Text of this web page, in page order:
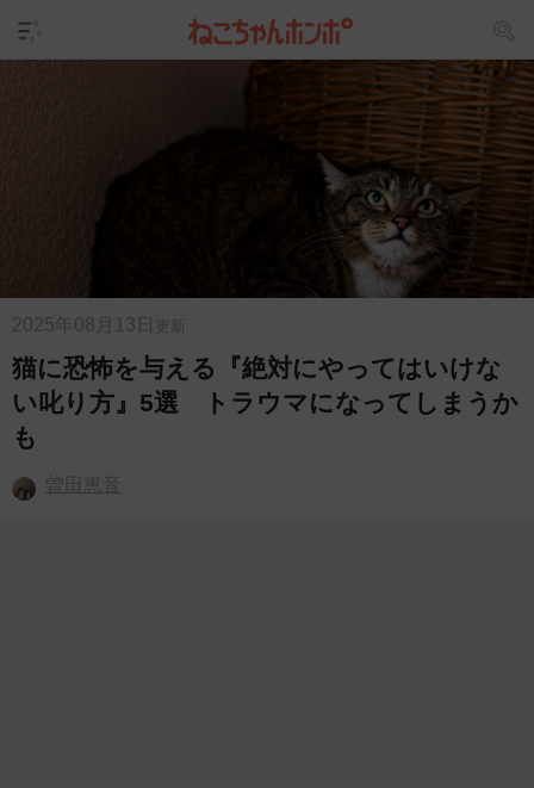
2025年08月13日 更新
猫に恐怖を与える『絶対にやってはいけな
い叱り方』5選 トラウマになってしまうか
も
曽田恵音